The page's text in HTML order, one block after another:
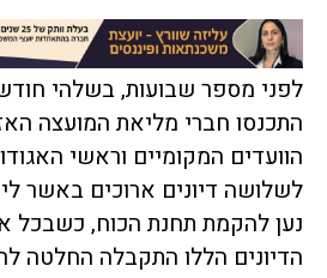
לפני מספר שבועות, בשלהי
התכנסו חברי מליאת המועצה
הוועדים המקומיים וראשי
לשלושה דיונים ארוכים באשר
נען להקמת תחנת הכוח,
הדיונים הללו התקבלה החלטה